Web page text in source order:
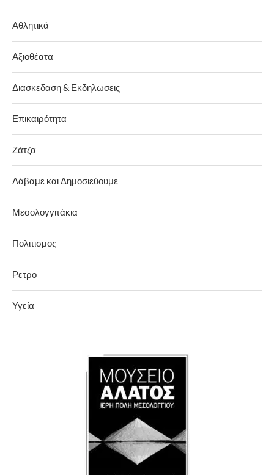
Αθλητικά
Αξιοθέατα
Διασκεδαση & Εκδηλωσεις
Επικαιρότητα
Ζάτζα
Λάβαμε και Δημοσιεύουμε
Μεσολογγιτάκια
Πολιτισμος
Ρετρο
Υγεία